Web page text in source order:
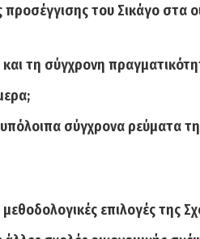
του Σικάγο στα
τη σύγχρονη
σύγχρονα ρεύματα
μεθοδολογικές επιλογές της